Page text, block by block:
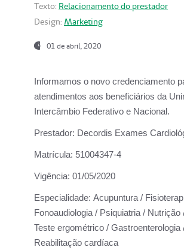
Texto: Relacionamento do prestador
Design: Marketing
01 de abril, 2020
Informamos o novo credenciamento
atendimentos aos beneficiários da
Intercâmbio Federativo e Nacional.
Prestador: Decordis Exames
Matrícula: 51004347-4
Vigência: 01/05/2020
Especialidade: Acupuntura /
Fonoaudiologia / Psiquiatria / Nutrição
Teste ergométrico / Gastroenterologia
Reabilitação cardíaca